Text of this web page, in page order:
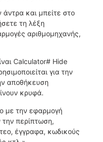
άντρα και μπείτε στο
τη λέξη
αριθμομηχανής,
Calculator# Hide
για την
αποθήκευση
κρυφά.
με την εφαρμογή
περίπτωση,
έγγραφα, κωδικούς